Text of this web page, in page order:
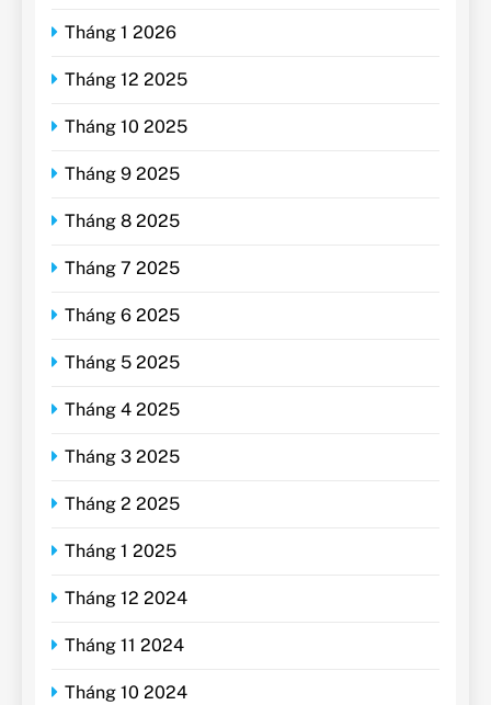
Tháng 1 2026
Tháng 12 2025
Tháng 10 2025
Tháng 9 2025
Tháng 8 2025
Tháng 7 2025
Tháng 6 2025
Tháng 5 2025
Tháng 4 2025
Tháng 3 2025
Tháng 2 2025
Tháng 1 2025
Tháng 12 2024
Tháng 11 2024
Tháng 10 2024